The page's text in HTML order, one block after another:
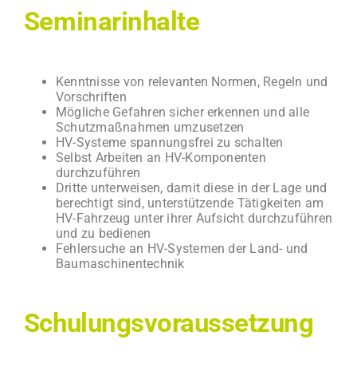
Seminarinhalte
Kenntnisse von relevanten Normen, Regeln und
Vorschriften
Mögliche Gefahren sicher erkennen und alle
Schutzmaßnahmen umzusetzen
HV-Systeme spannungsfrei zu schalten
Selbst Arbeiten an HV-Komponenten
durchzuführen
Dritte unterweisen, damit diese in der Lage und
berechtigt sind, unterstützende Tätigkeiten am
HV-Fahrzeug unter ihrer Aufsicht durchzuführen
und zu bedienen
Fehlersuche an HV-Systemen der Land- und
Baumaschinentechnik
Schu­lungs­vor­aus­set­zung